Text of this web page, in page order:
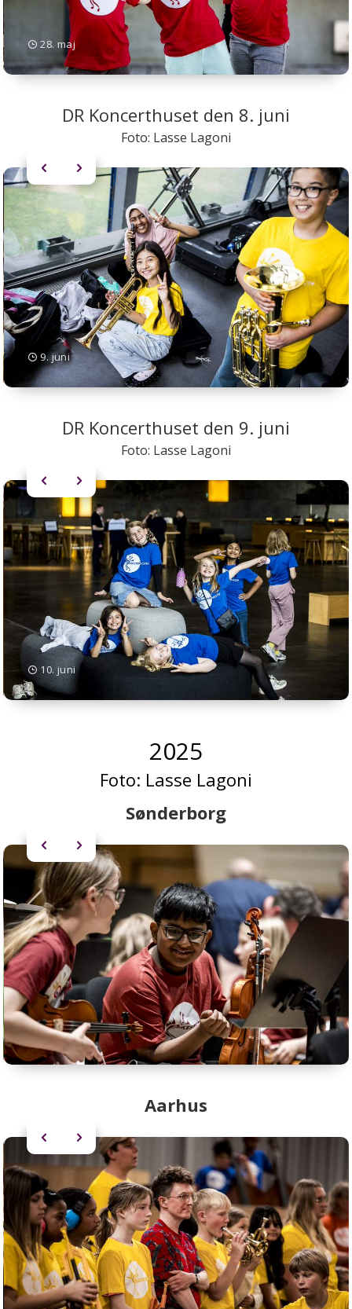
28. maj
DR Koncerthuset den 8. juni
Foto: Lasse Lagoni
9. juni
DR Koncerthuset den 9. juni
Foto: Lasse Lagoni
10. juni
2025
Foto: Lasse Lagoni
Sønderborg
Aarhus